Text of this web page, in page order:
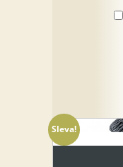
Sleva!